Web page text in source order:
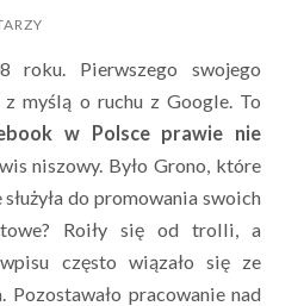
roku. Pierwszego swojego
z myślą o ruchu z Google. To
w Polsce prawie nie
niszowy. Było Grono, które
do promowania swoich
Roiły się od trolli, a
często wiązało się ze
Pozostawało pracowanie nad